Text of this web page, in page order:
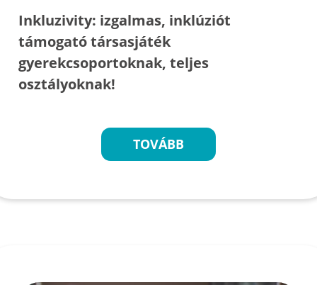
Inkluzivity: izgalmas, inklúziót
támogató társasjáték
gyerekcsoportoknak, teljes
osztályoknak!
TOVÁBB